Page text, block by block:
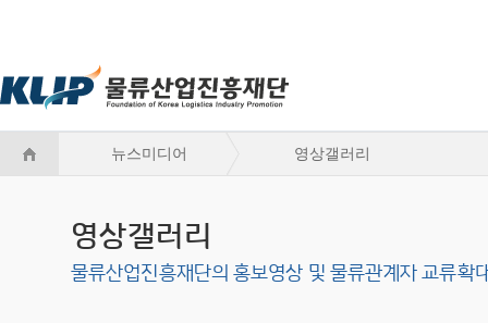
뉴스미디어 영상갤러리
영상갤러리
물류산업진흥재단의 홍보영상 및 물류관계자 교류확